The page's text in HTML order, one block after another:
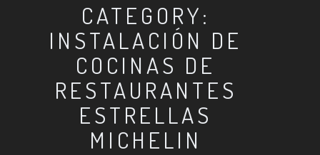
CATEGORY:
INSTALACIÓN DE
COCINAS DE
RESTAURANTES
ESTRELLAS
MICHELIN